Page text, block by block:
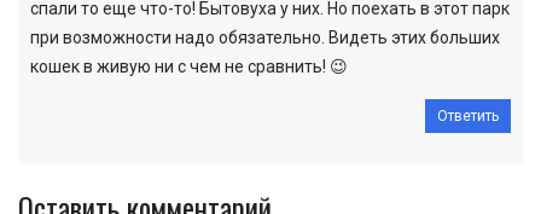
спали то еще что-то! Бытовуха у них. Но поехать в этот парк
при возможности надо обязательно. Видеть этих больших
кошек в живую ни с чем не сравнить! 😉
Ответить